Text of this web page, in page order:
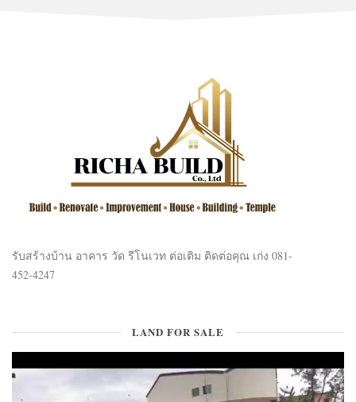
รับสร้างบ้าน อาคาร วัด รีโนเวท ต่อเติม ติดต่อคุณ เก่ง 081-
452-4247
LAND FOR SALE